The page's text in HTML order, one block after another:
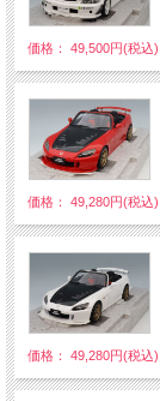
価格： 49,500円(税込)
価格： 49,280円(税込)
価格： 49,280円(税込)